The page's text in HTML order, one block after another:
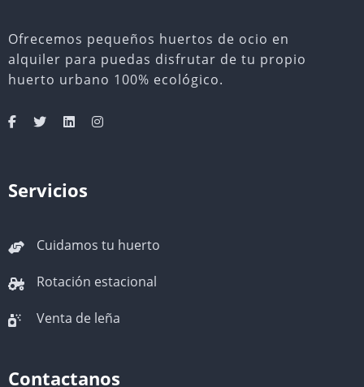
Ofrecemos pequeños huertos de ocio en
alquiler para puedas disfrutar de tu propio
huerto urbano 100% ecológico.
Servicios
Cuidamos tu huerto
Rotación estacional
Venta de leña
Contactanos